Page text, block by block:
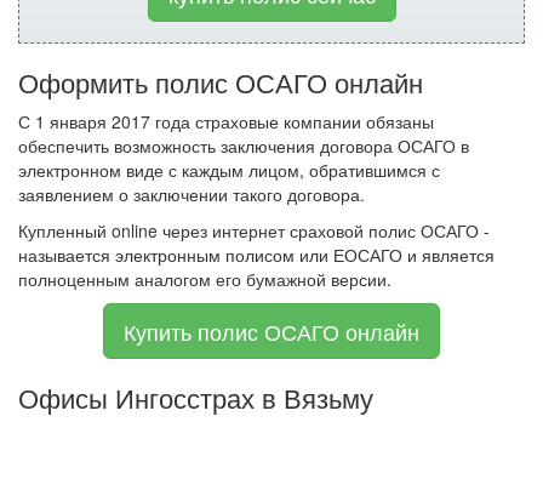
Оформить полис ОСАГО онлайн
С 1 января 2017 года страховые компании обязаны
обеспечить возможность заключения договора ОСАГО в
электронном виде с каждым лицом, обратившимся с
заявлением о заключении такого договора.
Купленный online через интернет сраховой полис ОСАГО -
называется электронным полисом или ЕОСАГО и является
полноценным аналогом его бумажной версии.
Купить полис ОСАГО онлайн
Офисы Ингосстрах в Вязьму